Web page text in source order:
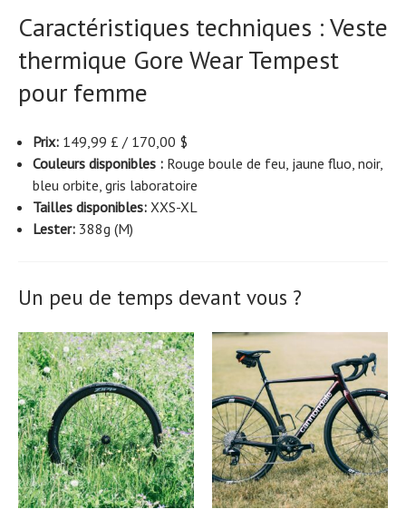
Caractéristiques techniques : Veste
thermique Gore Wear Tempest
pour femme
Prix: 149,99 £ / 170,00 $
Couleurs disponibles : Rouge boule de feu, jaune fluo, noir,
bleu orbite, gris laboratoire
Tailles disponibles: XXS-XL
Lester: 388g (M)
Un peu de temps devant vous ?